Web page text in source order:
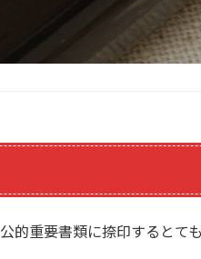
重要書類に捺印するとて